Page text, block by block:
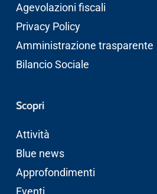
Agevolazioni fiscali
Privacy Policy
Amministrazione trasparente
Bilancio Sociale
Scopri
Attività
Blue news
Approfondimenti
Eventi